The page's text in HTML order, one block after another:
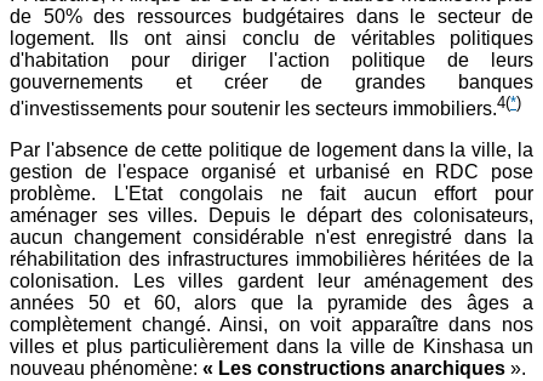
de 50% des ressources budgétaires dans le secteur de
logement. Ils ont ainsi conclu de véritables politiques
d'habitation pour diriger l'action politique de leurs
gouvernements et créer de grandes banques
d'investissements pour soutenir les secteurs immobiliers.4(*)
Par l'absence de cette politique de logement dans la ville, la
gestion de l'espace organisé et urbanisé en RDC pose
problème. L'Etat congolais ne fait aucun effort pour
aménager ses villes. Depuis le départ des colonisateurs,
aucun changement considérable n'est enregistré dans la
réhabilitation des infrastructures immobilières héritées de la
colonisation. Les villes gardent leur aménagement des
années 50 et 60, alors que la pyramide des âges a
complètement changé. Ainsi, on voit apparaître dans nos
villes et plus particulièrement dans la ville de Kinshasa un
nouveau phénomène: « Les constructions anarchiques ».